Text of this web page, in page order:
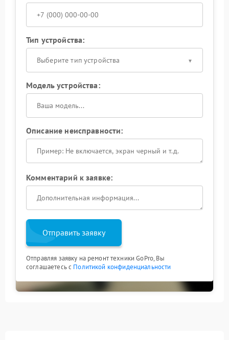
Тип устройства:
Выберите тип устройства
Модель устройства:
Описание неисправности:
Комментарий к заявке:
Отправить заявку
Отправляя заявку на ремонт техники GoPro, Вы
соглашаетесь с Политикой конфиденциальности